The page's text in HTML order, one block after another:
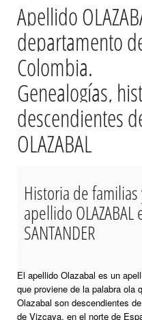
Apellido
departamento
Colombia.
Genealogías,
descendientes
OLAZABAL
Historia de
apellido
SANTANDER
El apellido Olazabal es un
que proviene de la palabra ola
Olazabal son descendientes
de Vizcaya, en el norte de